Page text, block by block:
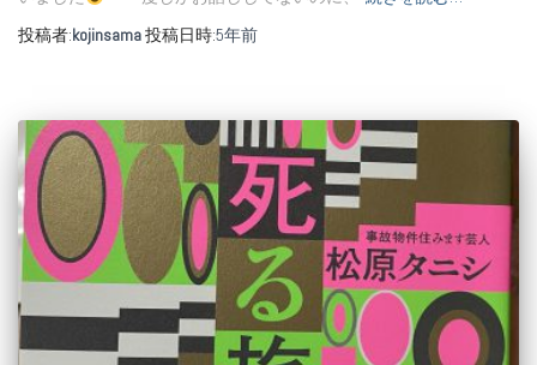
投稿者:kojinsama投稿日時:5年前